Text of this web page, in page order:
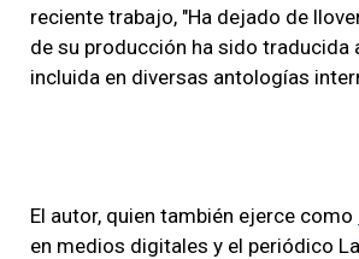
reciente trabajo, "Ha dejado de
de su producción ha sido traducida
incluida en diversas antologías
El autor, quien también ejerce como
en medios digitales y el periódico